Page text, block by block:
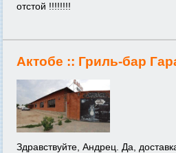
отстой !!!!!!!!
Актобе :: Гриль-бар
Здравствуйте, Андрец. Да,